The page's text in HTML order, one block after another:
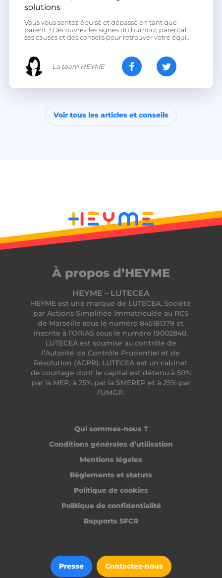
solutions
Vous vous sentez épuisé et dépassé en tant que
parent ? Découvrez les signes du burnout parental,
ses causes et des conseils pour retrouver votre équi...
La team HEYME
Voir tous les articles et conseils
À propos d’HEYME
HEYME – LUTECEA
HEYME est une marque de LUTECEA, Société
par Actions Simplifiée Immatriculée au RCS
de Marseille sous le numéro 845181379 et
inscrite à l’ORIAS sous le numéro 19002840.
LUTECEA est soumise au contrôle de
l’Autorité de Contrôle Prudentiel et de
Résolution (ACPR). LUTECEA est un cabinet
de courtage dont le capital est détenu à 50%
par la MEP, à 25% par la SMEREP et à 25% par
l’UMGP.
Qui sommes-nous ?
Conditions générales d’utilisation
Mentions légales
Règlements et statuts
Politique de cookies
Politique de confidentialité
Rapports SFCR
Presse Contactez-nous